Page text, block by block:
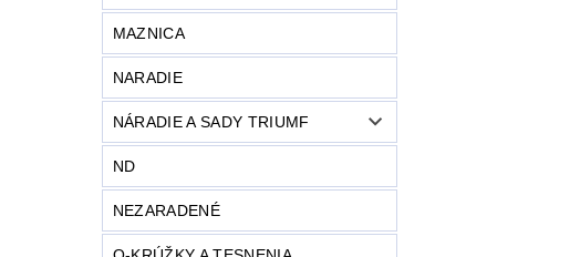
MAZNICA
NARADIE
NÁRADIE A SADY TRIUMF
ND
NEZARADENÉ